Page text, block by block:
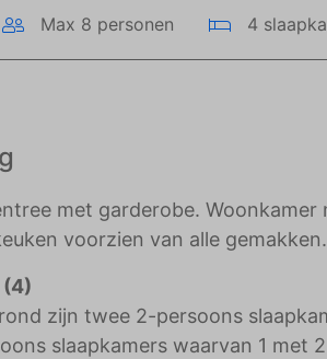
Max 8 personen 4
met garderobe.
voorzien van alle gemakken.
(4)
zijn twee 2-persoons
slaapkamers waarvan 1 met